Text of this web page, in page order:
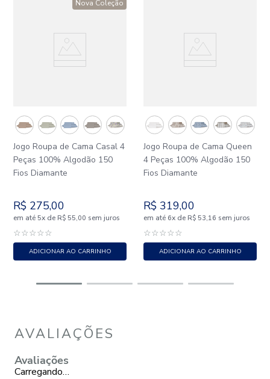
Nova Coleção
Jogo Roupa de Cama Casal 4
Peças 100% Algodão 150
Fios Diamante
R$ 275,00
em até 5x de R$ 55,00 sem juros
☆☆☆☆☆
ADICIONAR AO CARRINHO
Jogo Roupa de Cama Queen
4 Peças 100% Algodão 150
Fios Diamante
R$ 319,00
em até 6x de R$ 53,16 sem juros
☆☆☆☆☆
ADICIONAR AO CARRINHO
AVALIAÇÕES
Avaliações
Carregando…